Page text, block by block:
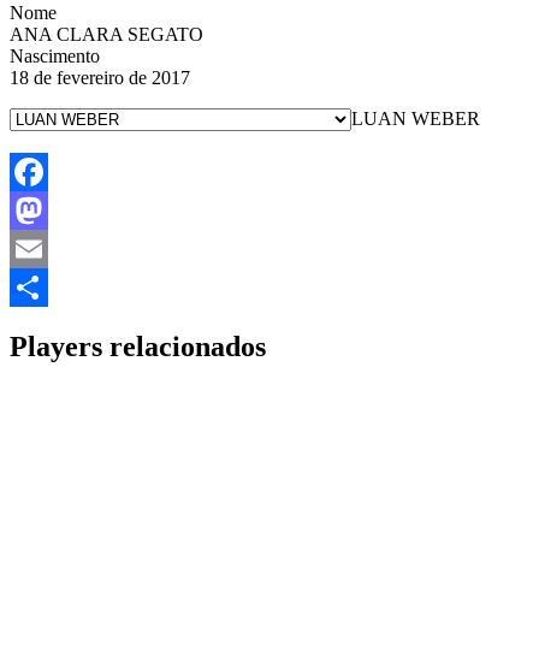
Nome
ANA CLARA SEGATO
Nascimento
18 de fevereiro de 2017
LUAN WEBER
Facebook
Mastodon
Email
Players relacionados